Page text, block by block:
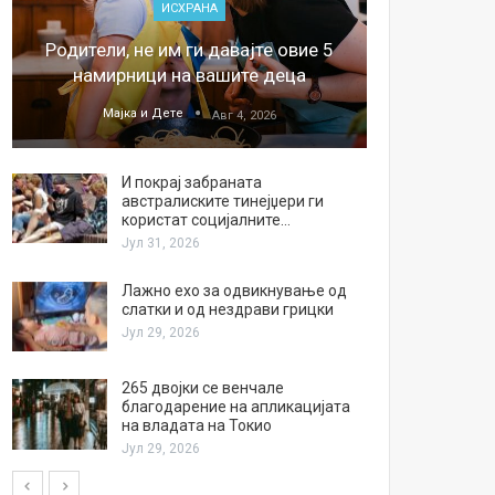
ИСХРАНА
Родители, не им ги давајте овие 5
намирници на вашите деца
Мајка и Дете Авг 4, 2026
И покрај забраната
австралиските тинејџери ги
користат социјалните…
Јул 31, 2026
Лажно ехо за одвикнување од
слатки и од нездрави грицки
Јул 29, 2026
265 двојки се венчале
благодарение на апликацијата
на владата на Токио
Јул 29, 2026